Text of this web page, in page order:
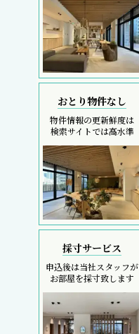
おとり物件なし
物件情報の更新鮮度は
検索サイトでは高水準
採寸サービス
申込後は当社スタッフが
お部屋を採寸致します